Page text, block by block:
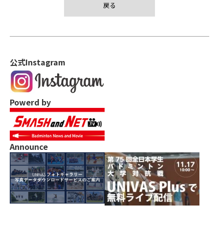
戻る
公式Instagram
Powerd by
Announce